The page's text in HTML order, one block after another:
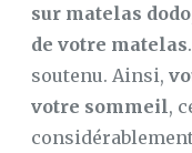
sur matelas
de votre matelas
soutenu. Ainsi,
votre sommeil,